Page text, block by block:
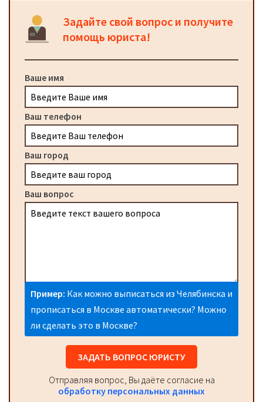
Задайте свой вопрос и получите
помощь юриста!
Ваше имя
Ваш телефон
Ваш город
Ваш вопрос
Пример: Как можно выписаться из Челябинска и
прописаться в Москве автоматически? Можно
ли сделать это в Москве?
ЗАДАТЬ ВОПРОС ЮРИСТУ
Отправляя вопрос, Вы даёте согласие на
обработку персональных данных